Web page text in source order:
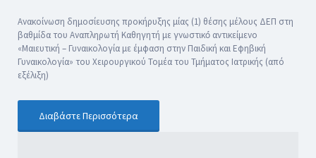
Ανακοίνωση δημοσίευσης προκήρυξης μίας (1) θέσης μέλους ΔΕΠ στη
βαθμίδα του Αναπληρωτή Καθηγητή με γνωστικό́ αντικείμενο
«Μαιευτική – Γυναικολογία με έμφαση στην Παιδική και Εφηβική
Γυναικολογία» του Χειρουργικού Τομέα του Τμήματος Ιατρικής (από
εξέλιξη)
Διαβάστε Περισσότερα